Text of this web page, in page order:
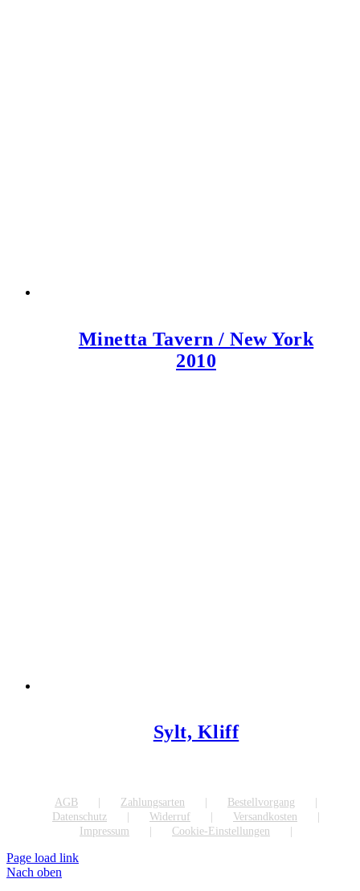
Minetta Tavern / New York
2010
Sylt, Kliff
AGB Zahlungsarten
Bestellvorgang
Datenschutz
Widerruf
Versandkosten
Impressum
Cookie-Einstellungen
Page load link
Nach oben